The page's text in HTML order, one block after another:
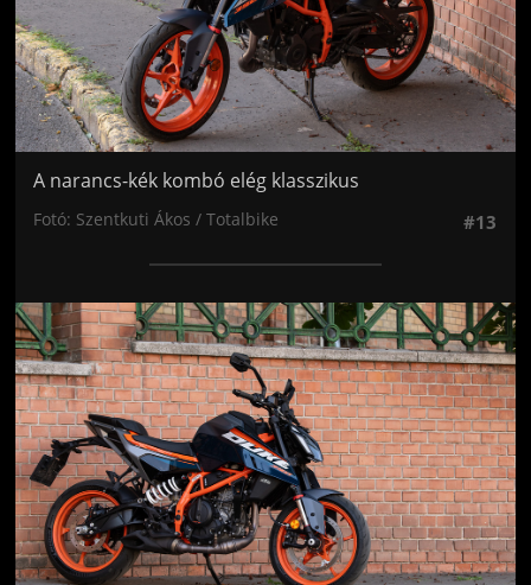
A narancs-kék kombó elég klasszikus
Fotó: Szentkuti Ákos / Totalbike #13
Jön még kép!